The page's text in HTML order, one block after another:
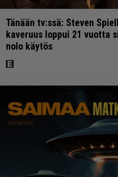
Tänään tv:ssä: Steven
kaveruus loppui 21 vuotta
nolo käytös